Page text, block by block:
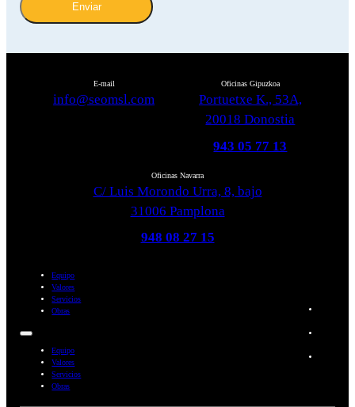
Enviar
E-mail
info@seomsl.com
Oficinas Gipuzkoa
Portuetxe K., 53A,
20018 Donostia
943 05 77 13
Oficinas Navarra
C/ Luis Morondo Urra, 8, bajo
31006 Pamplona
948 08 27 15
Equipo
Valores
Servicios
Obras
Equipo
Valores
Servicios
Obras